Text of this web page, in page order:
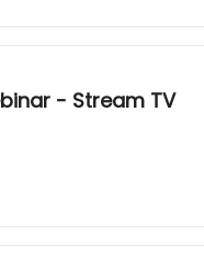
- Stream TV